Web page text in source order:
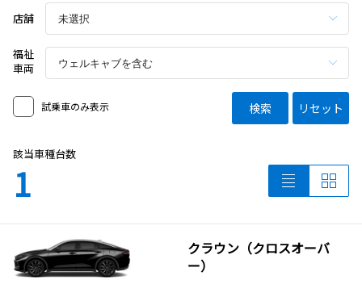
店舗
福祉
車両
試乗車のみ表示 検索 リセット
該当車種台数
1
クラウン（クロスオーバ
ー）